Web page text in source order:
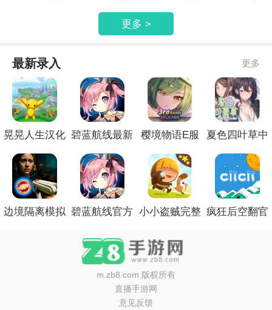
更多 >
最新录入 更多
晃晃人生汉化 碧蓝航线最新
樱境物语E服
夏色四叶草中
边境隔离模拟 碧蓝航线官方 小小盗贼完整 疯狂后空翻官
m.zb8.com 版权所有
直播手游网
意见反馈